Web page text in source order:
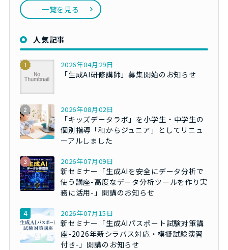
一覧を見る
人気記事
2026年04月29日
「生成AI研修講師」募集開始のお知らせ
2026年08月02日
「キッズデータラボ」を小学生・中学生の
個別指導「和からジュニア」としてリニュ
ーアルしました
2026年07月09日
新セミナー「生成AIを安全にデータ分析で
使う講座-高度なデータ分析ツールを作り実
務に活用-」開講のお知らせ
2026年07月15日
新セミナー「生成AIパスポート試験対策講
座-2026年新シラバス対応・模擬試験演習
付き-」開講のお知らせ